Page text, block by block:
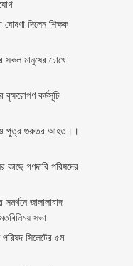
ঘোষণা দিলেন শিক্ষক
সকল মানুষের চোখে
বৃক্ষরোপণ কর্মসূচি
ও পুত্র গুরুতর আহত।।
কাছে গণদাবি পরিষদের
সমর্থনে জালালাবাদ
সভা
সিলেটের ৫ম